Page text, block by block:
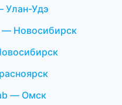
Улан-Удэ
— Новосибирск
— Омск